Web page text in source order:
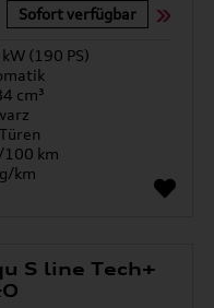
Sofort verfügbar
(190 PS)
cm³
km
km
S line Tech+